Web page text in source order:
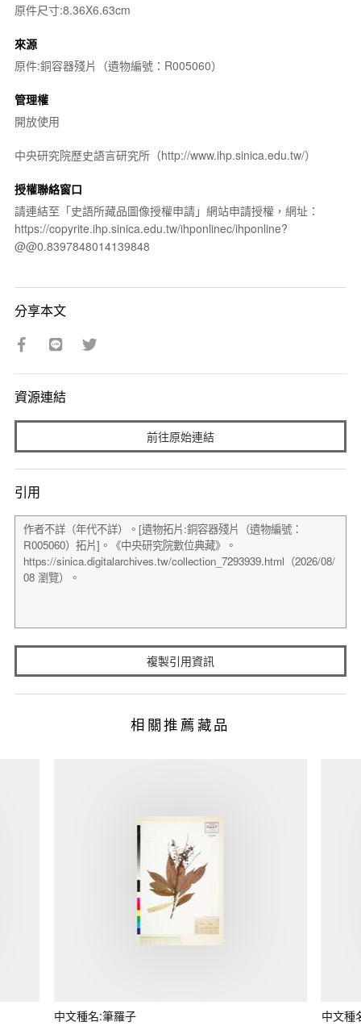
原件尺寸:8.36X6.63cm
來源
原件:銅容器殘片（遺物編號：R005060）
管理權
開放使用
中央研究院歷史語言研究所（http://www.ihp.sinica.edu.tw/）
授權聯絡窗口
請連結至「史語所藏品圖像授權申請」網站申請授權，網址：
https://copyrite.ihp.sinica.edu.tw/ihponlinec/ihponline?
@@0.8397848014139848
分享本文
資源連結
前往原始連結
引用
複製引用資訊
相關推薦藏品
中文種名:筆羅子 中文種